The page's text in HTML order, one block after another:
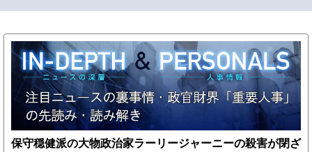
保守穏健派の大物政治家ラーリージャーニーの殺害が閉ざ